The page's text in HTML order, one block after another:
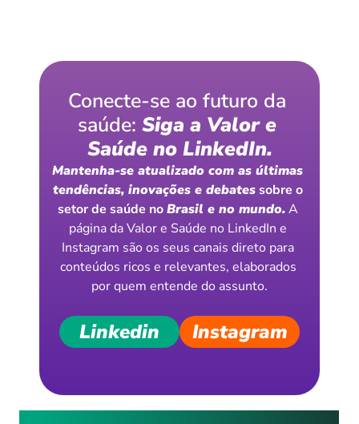
Conecte-se ao futuro da
saúde: Siga a Valor e
Saúde no LinkedIn.
Mantenha-se atualizado com as últimas
tendências, inovações e debates sobre o
setor de saúde no Brasil e no mundo. A
página da Valor e Saúde no LinkedIn e
Instagram são os seus canais direto para
conteúdos ricos e relevantes, elaborados
por quem entende do assunto.
Linkedin Instagram